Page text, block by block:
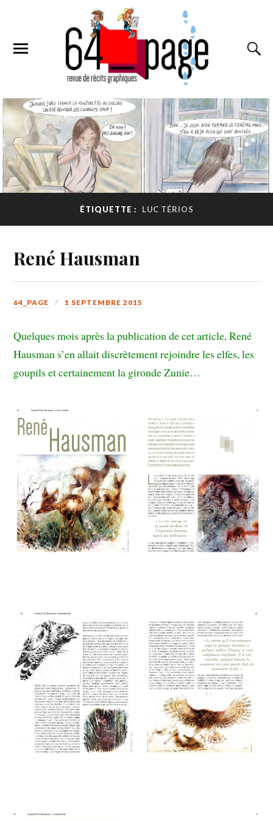
ÉTIQUETTE : LUC TÉRIOS
René Hausman
64_PAGE 1 SEPTEMBRE 2015
Quelques mois après la publication de cet article, René
Hausman s’en allait discrètement rejoindre les elfes, les
goupils et certainement la gironde Zunie…